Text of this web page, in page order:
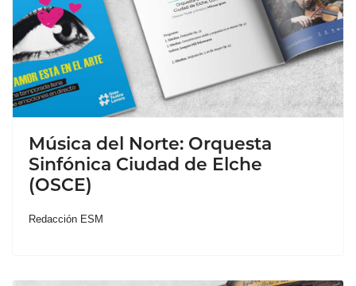
Música del Norte: Orquesta
Sinfónica Ciudad de Elche
(OSCE)
Redacción ESM